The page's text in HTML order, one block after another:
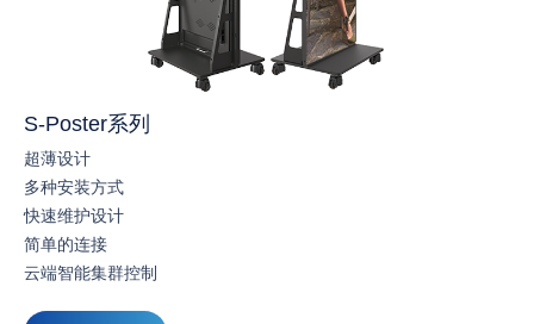
S-Poster系列
超薄设计
多种安装方式
快速维护设计
简单的连接
云端智能集群控制